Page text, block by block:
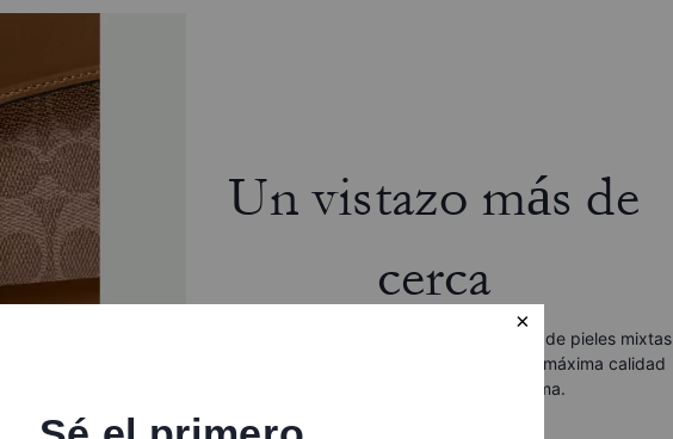
Un vistazo más de
cerca
La mejor combinación. Este exquisito diseño de pieles mixtas
combina la sofisticada piel de ternero de la máxima calidad
con nuestra icónica lona de firma.